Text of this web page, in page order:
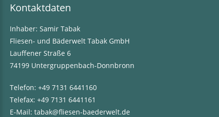
Kontaktdaten
Inhaber: Samir Tabak
Fliesen- und Bäderwelt Tabak GmbH
Lauffener Straße 6
74199 Untergruppenbach-Donnbronn
Telefon: +49 7131 6441160
Telefax: +49 7131 6441161
E-Mail: tabak@fliesen-baederwelt.de